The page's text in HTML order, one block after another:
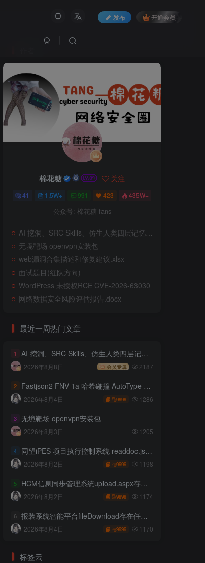
发布 开通会员
棉花糖 关注
41 1.5W+ 991 423 435W+
公众号: 棉花糖 fans
AI 挖洞、SRC Skills、仿生人类四层记忆系统
无境靶场 openvpn安装包
web漏洞合集描述和修复建议.xlsx
面试题目(红队方向)
WordPress 未授权RCE CVE-2026-63030
网络数据安全风险评估报告.docx
最近一周热门文章
1 AI 挖洞、SRC Skills、仿生人类四层记忆系统
2026年8月8日 会员专属 2187
2 Fastjson2 FNV-1a 哈希碰撞 AutoType 绕过远程代码执行
2026年8月4日 9999 1286
3 无境靶场 openvpn安装包
2026年8月3日 1205
4 同望iPES 项目执行控制系统 readdoc.jsp存在任意文件读取
2026年8月2日 9999 1198
5 HCM信息同步管理系统upload.aspx存在任意文件上传
2026年8月2日 9999 1174
6 报装系统智能平台fileDownload存在任意文件读取
2026年8月4日 9999 1170
标签云